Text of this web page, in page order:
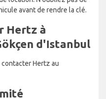
avant de rendre la clé.
Hertz à
d'Istanbul
Hertz au